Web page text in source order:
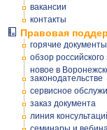
вакансии
контакты
Правовая
горячие документы
обзор
новое в
законодательстве
сервисное
заказ документа
линия